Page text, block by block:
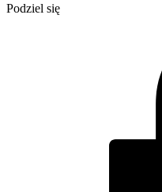
Podziel się